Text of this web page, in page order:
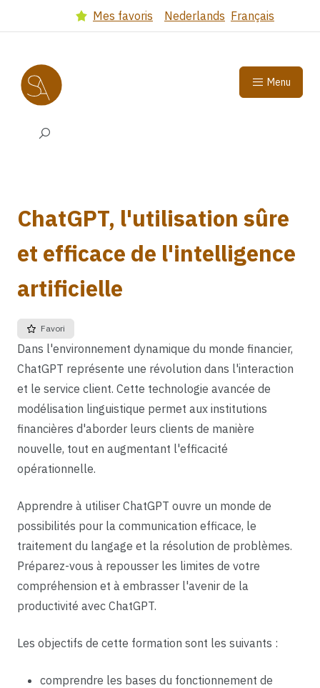
Got to main contentMes favoris Select language
Nederlands (Dutch version)
Français
Menu
Search input
ChatGPT, l'utilisation sûre
et efficace de l'intelligence
artificielle
Favori
Dans l'environnement dynamique du monde financier,
ChatGPT représente une révolution dans l'interaction
et le service client. Cette technologie avancée de
modélisation linguistique permet aux institutions
financières d'aborder leurs clients de manière
nouvelle, tout en augmentant l'efficacité
opérationnelle.
Apprendre à utiliser ChatGPT ouvre un monde de
possibilités pour la communication efficace, le
traitement du langage et la résolution de problèmes.
Préparez-vous à repousser les limites de votre
compréhension et à embrasser l'avenir de la
productivité avec ChatGPT.
Les objectifs de cette formation sont les suivants :
comprendre les bases du fonctionnement de